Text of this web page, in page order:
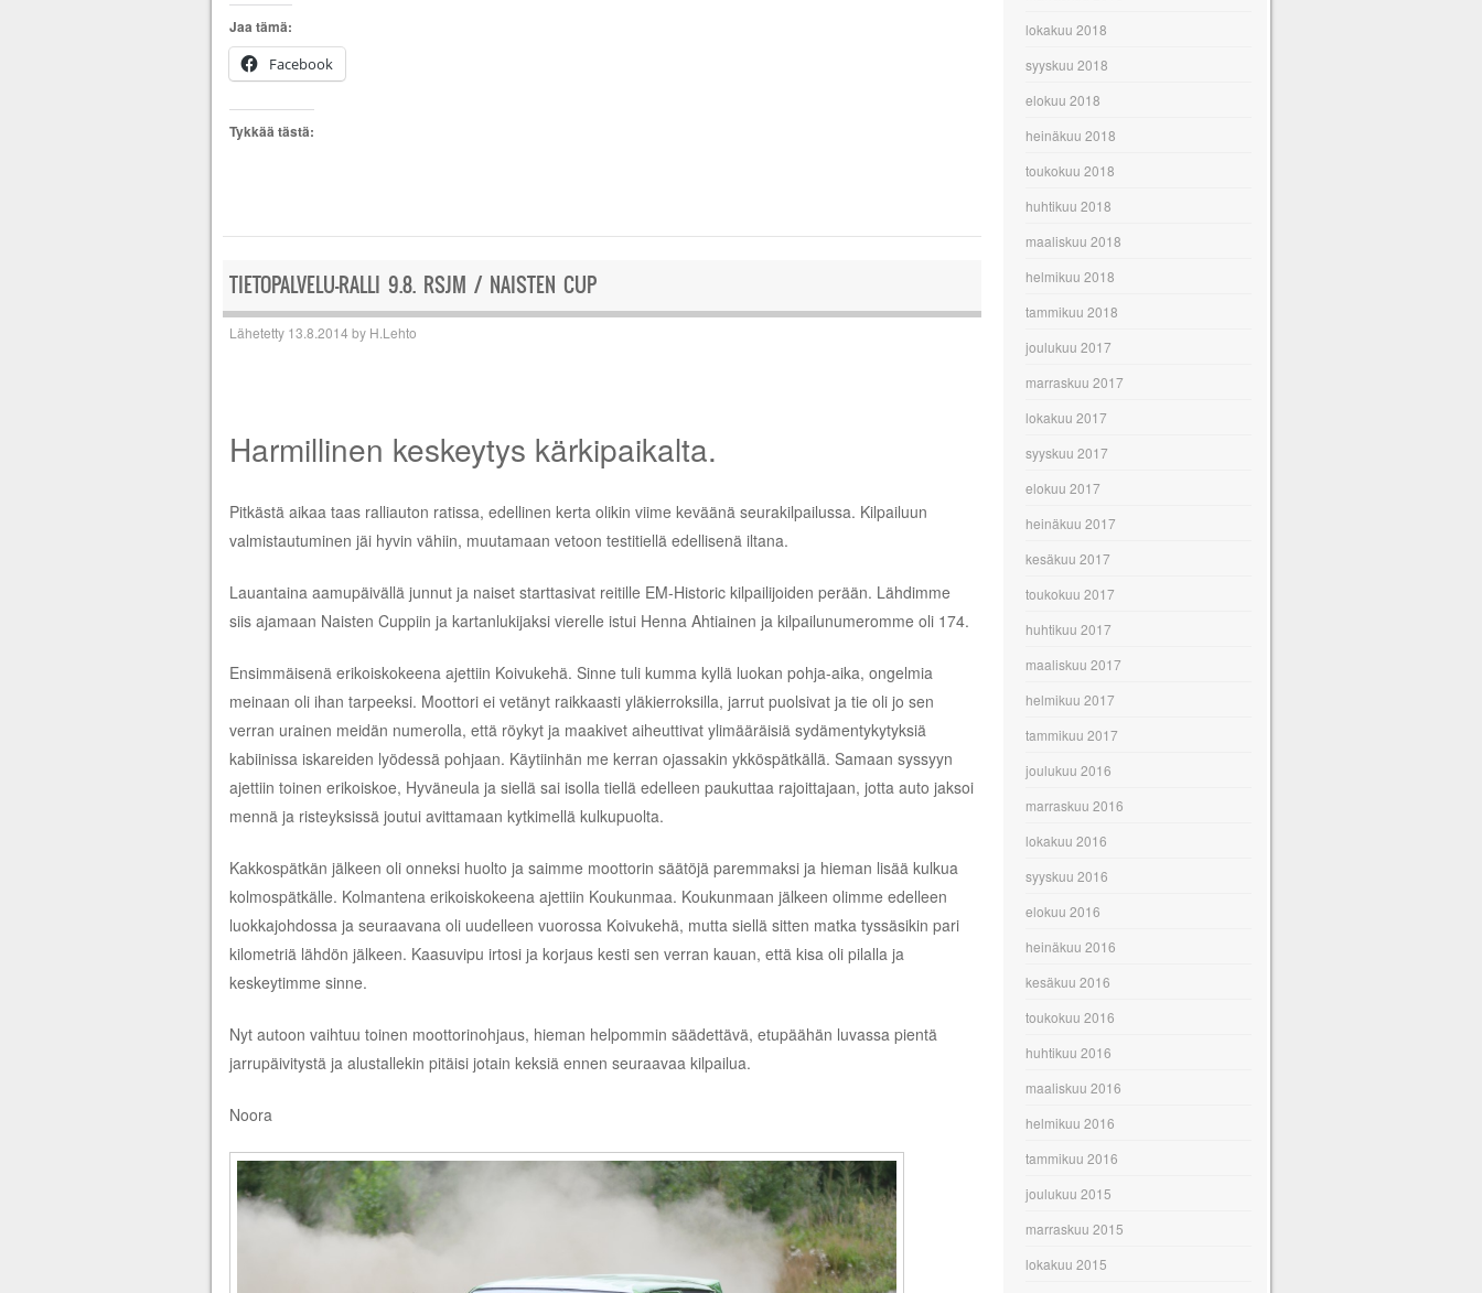
Jaa tämä:
Facebook
Tykkää tästä:
TIETOPALVELU-RALLI 9.8. RSJM / NAISTEN CUP
Lähetetty 13.8.2014 by H.Lehto
Harmillinen keskeytys kärkipaikalta.
Pitkästä aikaa taas ralliauton ratissa, edellinen kerta olikin viime keväänä seurakilpailussa. Kilpailuun
valmistautuminen jäi hyvin vähiin, muutamaan vetoon testitiellä edellisenä iltana.
Lauantaina aamupäivällä junnut ja naiset starttasivat reitille EM-Historic kilpailijoiden perään. Lähdimme
siis ajamaan Naisten Cuppiin ja kartanlukijaksi vierelle istui Henna Ahtiainen ja kilpailunumeromme oli 174.
Ensimmäisenä erikoiskokeena ajettiin Koivukehä. Sinne tuli kumma kyllä luokan pohja-aika, ongelmia
meinaan oli ihan tarpeeksi. Moottori ei vetänyt raikkaasti yläkierroksilla, jarrut puolsivat ja tie oli jo sen
verran urainen meidän numerolla, että röykyt ja maakivet aiheuttivat ylimääräisiä sydämentykytyksiä
kabiinissa iskareiden lyödessä pohjaan. Käytiinhän me kerran ojassakin ykköspätkällä. Samaan syssyyn
ajettiin toinen erikoiskoe, Hyväneula ja siellä sai isolla tiellä edelleen paukuttaa rajoittajaan, jotta auto jaksoi
mennä ja risteyksissä joutui avittamaan kytkimellä kulkupuolta.
Kakkospätkän jälkeen oli onneksi huolto ja saimme moottorin säätöjä paremmaksi ja hieman lisää kulkua
kolmospätkälle. Kolmantena erikoiskokeena ajettiin Koukunmaa. Koukunmaan jälkeen olimme edelleen
luokkajohdossa ja seuraavana oli uudelleen vuorossa Koivukehä, mutta siellä sitten matka tyssäsikin pari
kilometriä lähdön jälkeen. Kaasuvipu irtosi ja korjaus kesti sen verran kauan, että kisa oli pilalla ja
keskeytimme sinne.
Nyt autoon vaihtuu toinen moottorinohjaus, hieman helpommin säädettävä, etupäähän luvassa pientä
jarrupäivitystä ja alustallekin pitäisi jotain keksiä ennen seuraavaa kilpailua.
Noora
lokakuu 2018
syyskuu 2018
elokuu 2018
heinäkuu 2018
toukokuu 2018
huhtikuu 2018
maaliskuu 2018
helmikuu 2018
tammikuu 2018
joulukuu 2017
marraskuu 2017
lokakuu 2017
syyskuu 2017
elokuu 2017
heinäkuu 2017
kesäkuu 2017
toukokuu 2017
huhtikuu 2017
maaliskuu 2017
helmikuu 2017
tammikuu 2017
joulukuu 2016
marraskuu 2016
lokakuu 2016
syyskuu 2016
elokuu 2016
heinäkuu 2016
kesäkuu 2016
toukokuu 2016
huhtikuu 2016
maaliskuu 2016
helmikuu 2016
tammikuu 2016
joulukuu 2015
marraskuu 2015
lokakuu 2015